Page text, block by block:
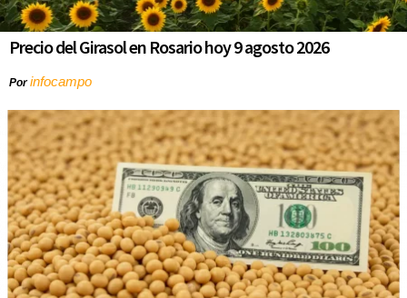
Precio del Girasol en Rosario hoy 9 agosto 2026
Porinfocampo